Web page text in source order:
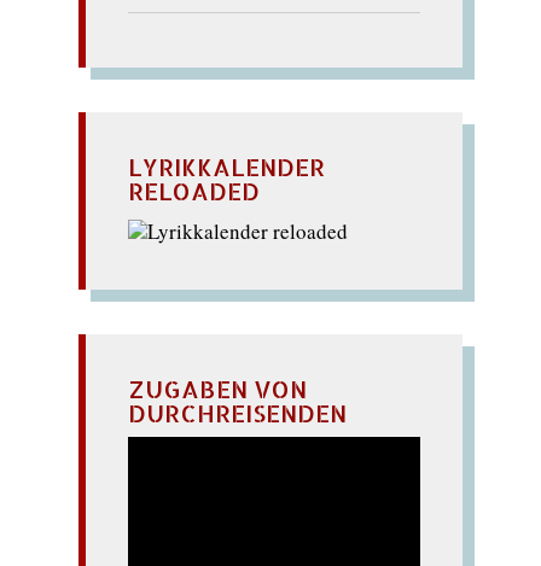
LYRIKKALENDER
RELOADED
ZUGABEN VON
DURCHREISENDEN